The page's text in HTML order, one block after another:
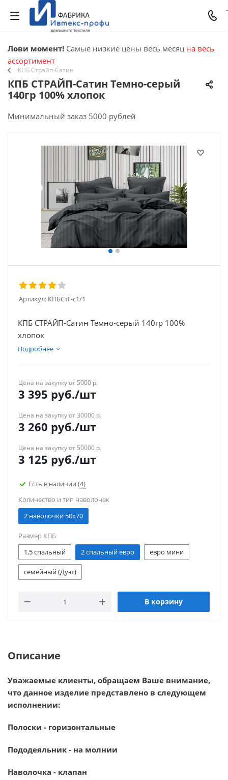
Лови момент! Самые низкие цены весь месяц на весь
ассортимент
КПБ Страйп-Сатин
КПБ СТРАЙП-Сатин Темно-серый
140гр 100% хлопок
Минимальный заказ 5000 рублей
Артикул: КПБСтГ-с1/1
КПБ СТРАЙП-Сатин Темно-серый 140гр 100%
хлопок
Подробнее
Цена на закупку от 5000 р.
3 395 руб./шт
Цена на закупку от 30000 р.
3 260 руб./шт
Цена на закупку от 50000 р.
3 125 руб./шт
Есть в наличии (4)
Количество и тип наволочек
2 наволочки 50x70
Размер КПБ
1,5 спальный
2 спальный евро евро мини
семейный (Дуэт)
В корзину
Описание
Уважаемые клиенты, обращаем Ваше внимание,
что данное изделие представлено в следующем
исполнении:
Полоски - горизонтальные
Пододеяльник - на молнии
Наволочка - клапан